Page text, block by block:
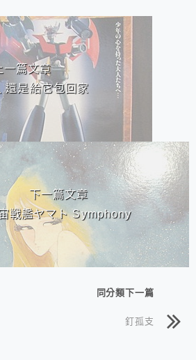
一篇文章
還是給它包回家
下一篇文章
戦艦ヤマト Symphony
同分類下一篇
釘孤支